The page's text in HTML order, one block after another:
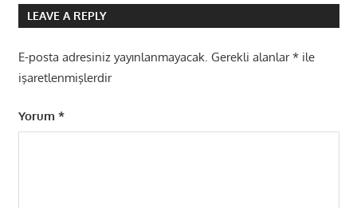
LEAVE A REPLY
E-posta adresiniz yayınlanmayacak. Gerekli alanlar*ile
işaretlenmişlerdir
Yorum *